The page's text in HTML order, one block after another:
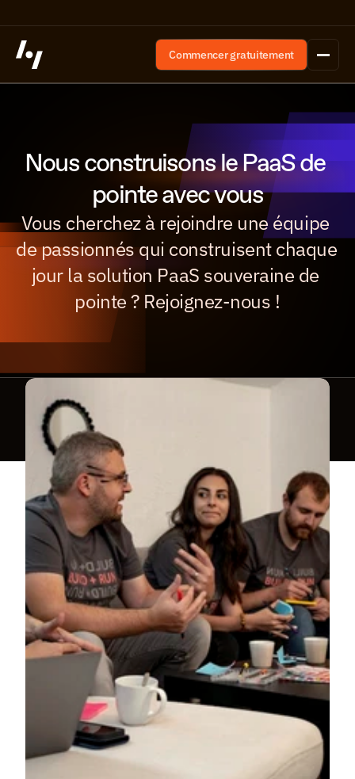
Commencer gratuitement
Nous construisons le PaaS de
pointe avec vous
Vous cherchez à rejoindre une équipe
de passionnés qui construisent chaque
jour la solution PaaS souveraine de
pointe ? Rejoignez-nous !